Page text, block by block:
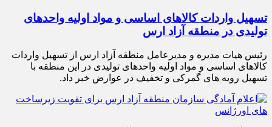
تسهیل واردات کالاهای اساسی و مواد اولیه واحدهای
تولیدی در منطقه آزاد ارس
رئیس هیات مدیره و مدیرعامل منطقه آزاد ارس از تسهیل واردات
کالاهای اساسی و مواد اولیه واحدهای تولیدی در این منطقه با
تسهیل رویه های گمرکی و تخفیف در عوارض خبر داد.